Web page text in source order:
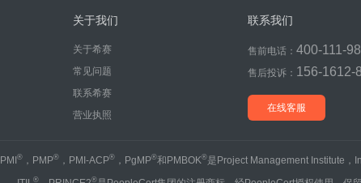
关于我们
关于希赛
常见问题
联系希赛
营业执照
联系我们
售前电话： 400-111-
售后投诉： 156-1612-
在线客服
PMI®，PMP®，PMI-ACP®，PgMP®和PMBOK®是Project Management Institute，
® ®